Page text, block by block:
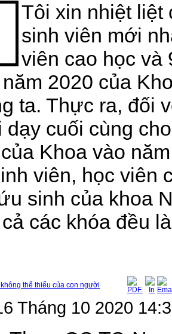
Tôi xin nhiệt liệt
sinh viên mới
viên cao học và
2020 của
ta. Thực ra, đối
dạy cuối cùng
Khoa vào
viên, học viên
sinh của khoa
các khóa đều
thể thiếu của con người
Tháng 10 2020